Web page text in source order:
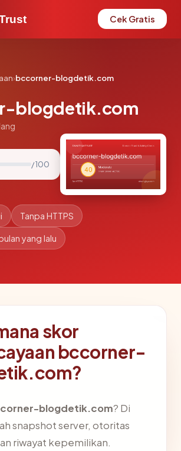
Cek Gratis
›bccorner-blogdetik.com
blogdetik.com
/ 100
Tanpa HTTPS
yang lalu
skor
bccorner-
blogdetik.com? Di
snapshot server, otoritas
riwayat kepemilikan.